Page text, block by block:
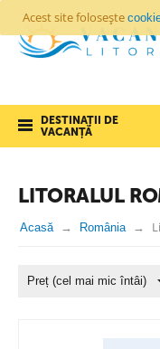
Acest site folosește
DESTINAȚII DE
VACANȚĂ
LITORALUL
Acasă România
Preț (cel mai mic întâi)